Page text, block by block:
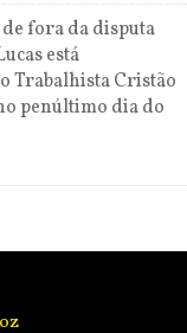
fora da disputa
está
Trabalhista Cristão
penúltimo dia do